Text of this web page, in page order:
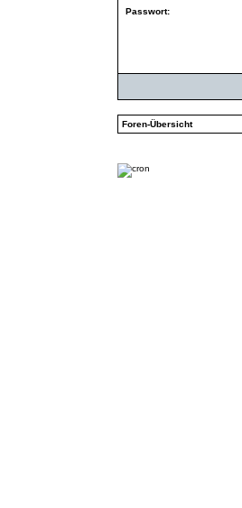
Passwort:
Foren-Übersicht